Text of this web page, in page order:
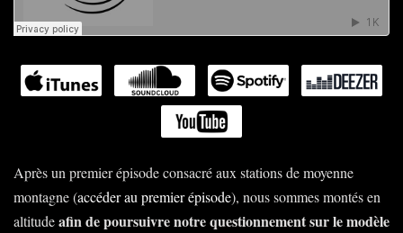
Après un premier épisode consacré aux stations de moyenne
montagne (accéder au premier épisode), nous sommes montés en
altitudeafin de poursuivre notre questionnement sur le modèle